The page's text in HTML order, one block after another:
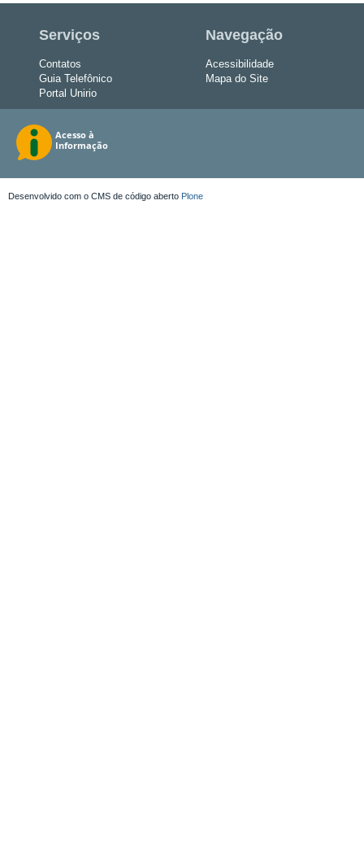
Serviços
Contatos
Guia Telefônico
Portal Unirio
Navegação
Acessibilidade
Mapa do Site
Desenvolvido com o CMS de código aberto Plone